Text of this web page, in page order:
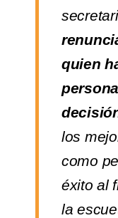
quien
los
como
éxito al
la